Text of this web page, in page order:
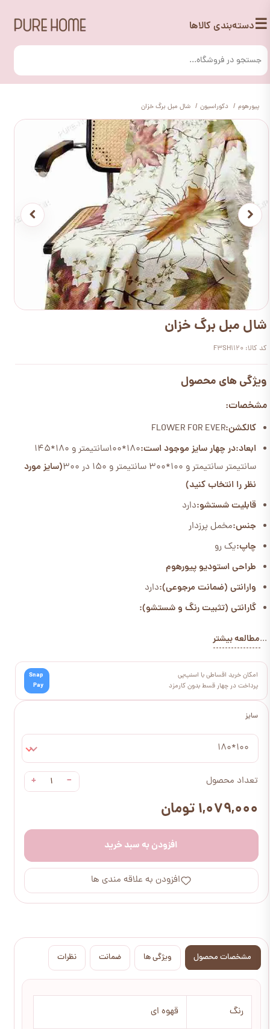
☰دسته‌بندی کالاها
پیورهوم دکوراسیون شال مبل برگ خزان
سایز
100*180
تعداد محصول −
+
۱,۰۷۹,۰۰۰ تومان
افزودن به سبد خرید
افزودن به علاقه مندی ها
شال مبل برگ خزان
کد کالا: F3SH1120
ویژگی های محصول
مشخصات:
کالکشن:FLOWER FOR EVER
ابعاد:در چهار سایز موجود است:
180*100سانتیمتر و 180*145
سانتیمتر سانتیمتر و 100*300 سانتیمتر و 150 در 300
(سایز مورد
نظر را انتخاب کنید)
قابلیت شستشو:دارد
جنس:مخمل پرزدار
چاپ:یک رو
طراحی استودیو پیورهوم
وارانتی (ضمانت مرجوعی):دارد
گارانتی (تثبیت رنگ و شستشو):
...مطالعه بیشتر
امکان خرید اقساطی با اسنپ‌پی
پرداخت در چهار قسط بدون کارمزد
Snap
Pay
مشخصات محصول ویژگی ها ضمانت نظرات
رنگ قهوه ای